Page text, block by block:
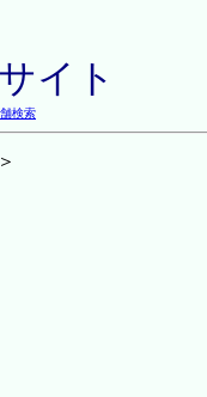
イト
検索